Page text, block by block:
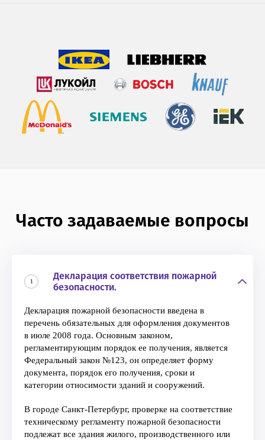
Часто задаваемые вопросы
1
Декларация соответствия пожарной
безопасности.
Декларация пожарной безопасности введена в
перечень обязательных для оформления документов
в июле 2008 года. Основным законом,
регламентирующим порядок ее получения, является
Федеральный закон №123, он определяет форму
документа, порядок его получения, сроки и
категории относимости зданий и сооружений.
В городе Санкт-Петербург, проверке на соответствие
техническому регламенту пожарной безопасности
подлежат все здания жилого, производственного или